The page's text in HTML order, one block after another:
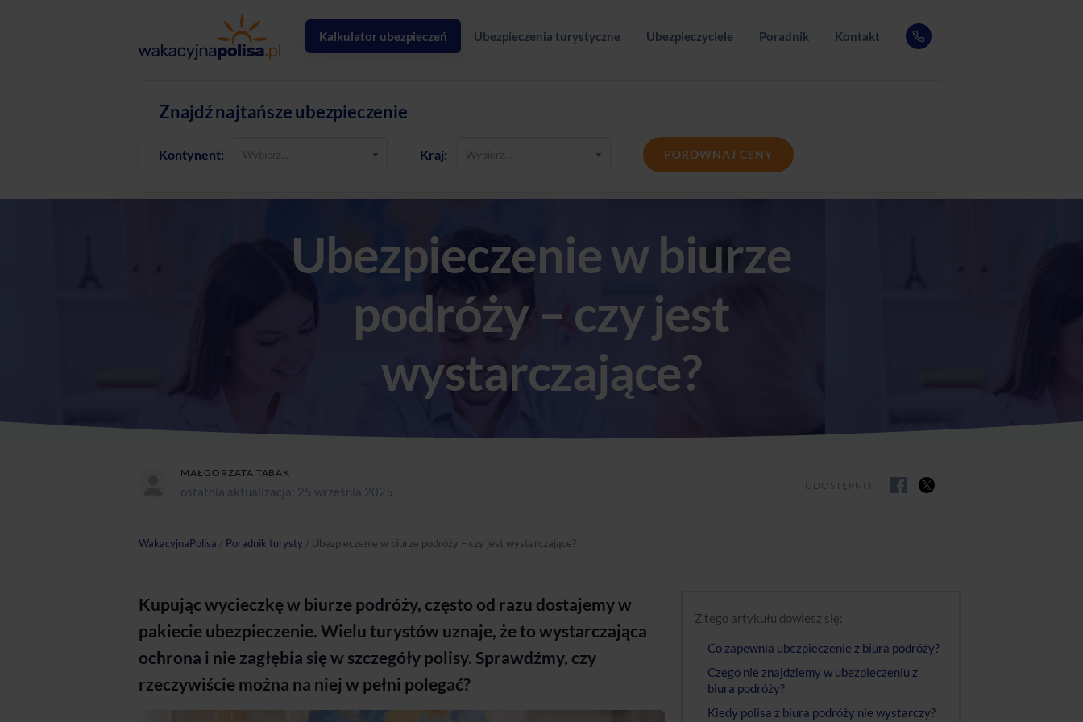
Kalkulator ubezpieczeń Ubezpieczenia turystyczne Ubezpieczyciele Poradnik Kontakt
Znajdź najtańsze ubezpieczenie
Kontynent: Kraj: PORÓWNAJ CENY
Ubezpieczenie w biurze
podróży – czy jest
wystarczające?
MAŁGORZATA TABAK
ostatnia aktualizacja: 25 września 2025 UDOSTĘPNIJ:
WakacyjnaPolisa / Poradnik turysty / Ubezpieczenie w biurze podróży – czy jest wystarczające?
Kupując wycieczkę w biurze podróży, często od razu dostajemy w
pakiecie ubezpieczenie. Wielu turystów uznaje, że to wystarczająca
ochrona i nie zagłębia się w szczegóły polisy. Sprawdźmy, czy
rzeczywiście można na niej w pełni polegać?
Z tego artykułu dowiesz się:
Co zapewnia ubezpieczenie z biura podróży?
Czego nie znajdziemy w ubezpieczeniu z
biura podróży?
Kiedy polisa z biura podróży nie wystarczy?